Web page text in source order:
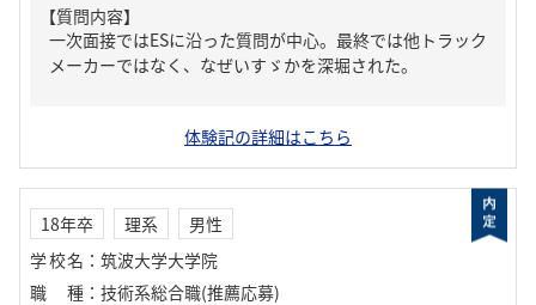
【質問内容】
一次面接ではESに沿った質問が中心。最終では他トラック
メーカーではなく、なぜいすゞかを深堀された。
体験記の詳細はこちら
18年卒 理系
男性
学校名 ： 筑波大学大学院
職種 ： 技術系総合職(推薦応募)